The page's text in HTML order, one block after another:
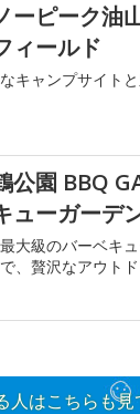
ーピーク油
ィールド
キャンプサイト
公園 BBQ
ューガーデ
大級のバーベキ
、贅沢なアウト
人はこちらも